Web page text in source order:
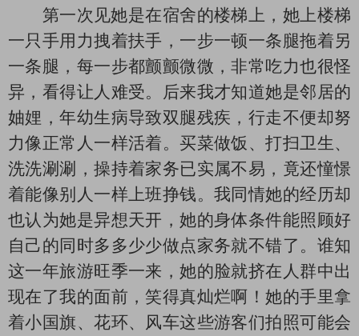
第一次见她是在宿舍的楼梯上，她上楼梯
一只手用力拽着扶手，一步一顿一条腿拖着另
一条腿，每一步都颤颤微微，非常吃力也很怪
异，看得让人难受。后来我才知道她是邻居的
妯娌，年幼生病导致双腿残疾，行走不便却努
力像正常人一样活着。买菜做饭、打扫卫生、
洗洗涮涮，操持着家务已实属不易，竟还憧憬
着能像别人一样上班挣钱。我同情她的经历却
也认为她是异想天开，她的身体条件能照顾好
自己的同时多多少少做点家务就不错了。谁知
这一年旅游旺季一来，她的脸就挤在人群中出
现在了我的面前，笑得真灿烂啊！她的手里拿
着小国旗、花环、风车这些游客们拍照可能会